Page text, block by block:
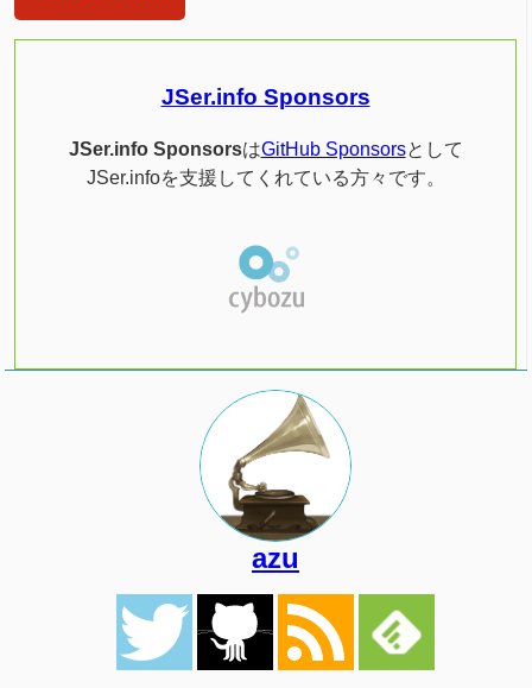
JSer.info Sponsors
JSer.info SponsorsはGitHub Sponsorsとして
JSer.infoを支援してくれている方々です。
azu